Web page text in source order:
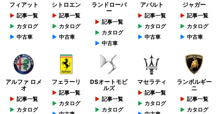
フィアット
記事一覧
カタログ
中古車
シトロエン
記事一覧
カタログ
中古車
ランドローバ
ー
記事一覧
カタログ
中古車
アバルト
記事一覧
カタログ
中古車
ジャガー
記事一覧
カタログ
中古車
アルファ ロメ
オ
記事一覧
カタログ
フェラーリ
記事一覧
カタログ
DSオートモビ
ルズ
記事一覧
カタログ
マセラティ
記事一覧
カタログ
ランボルギー
ニ
記事一覧
カタログ